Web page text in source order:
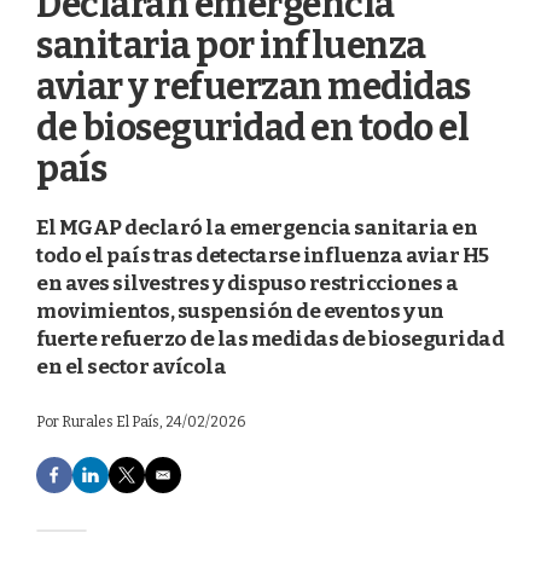
sanitaria por influenza
aviar y refuerzan medidas
de bioseguridad en todo el
país
El MGAP declaró la emergencia sanitaria en
todo el país tras detectarse influenza aviar H5
en aves silvestres y dispuso restricciones a
movimientos, suspensión de eventos y un
fuerte refuerzo de las medidas de bioseguridad
en el sector avícola
Por Rurales El País, 24/02/2026
F
a
e
L
i
T
w
E
m